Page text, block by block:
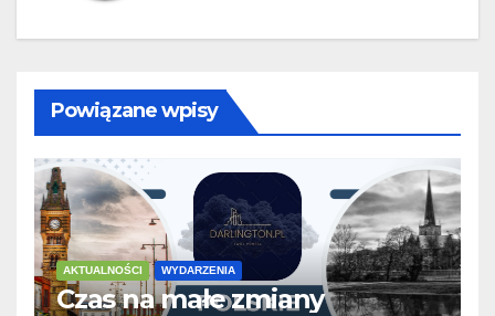
Powiązane wpisy
AKTUALNOŚCI WYDARZENIA
Czas na małe zmiany